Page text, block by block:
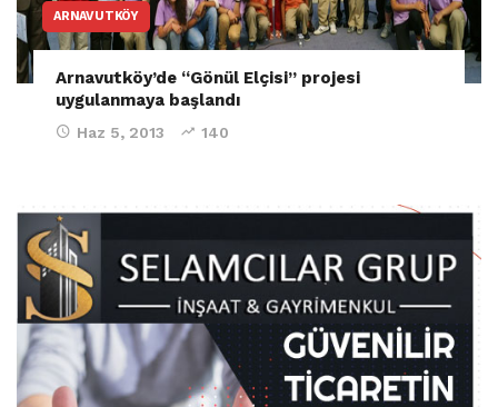
ARNAVUTKÖY
Arnavutköy’de “Gönül Elçisi” projesi
uygulanmaya başlandı
Haz 5, 2013 140